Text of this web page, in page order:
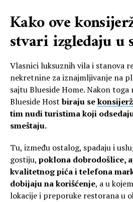
Kako ove
stvari izgledaju u
Vlasnici luksuznih vila i stanova
nekretnine za iznajmljivanje na
sajtu Blueside Home. Nakon
Blueside Hostbiraju se
tim nudi turistima koji
smeštaju.
Tu, između ostalog, spadaju i
gostiju, poklona dobrodošlice,
kvalitetnog pića i telefona
dobijaju na korišćenje, a u
lokacije i preporuke restorana u